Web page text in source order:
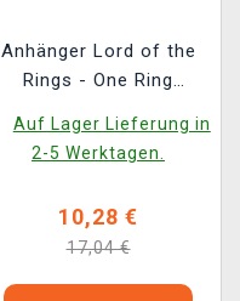
Anhänger Lord of the
Rings - One Ring
Auf Lager Lieferung in
2-5 Werktagen.
10,28 €
17,04 €